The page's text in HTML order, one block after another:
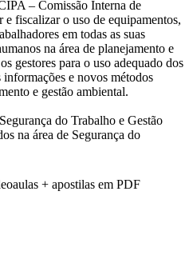
– Comissão Interna de
fiscalizar o uso de equipamentos,
em todas as suas
na área de planejamento e
gestores para o uso adequado dos
e novos métodos
e gestão ambiental.
do Trabalho e Gestão
na área de Segurança do
+ apostilas em PDF